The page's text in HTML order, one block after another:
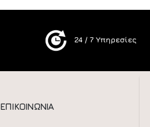
24 / 7 Υπηρεσίες
ΕΠΙΚΟΙΝΩΝΙΑ